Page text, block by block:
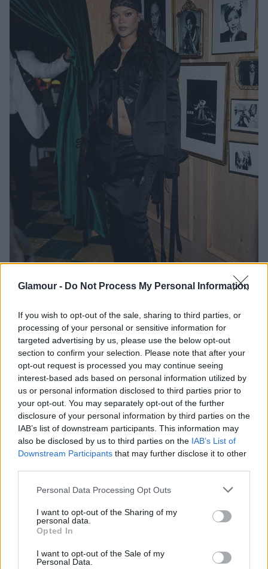
Glamour - Do Not Process My Personal Information
If you wish to opt-out of the sale, sharing to third parties, or
processing of your personal or sensitive information for
targeted advertising by us, please use the below opt-out
section to confirm your selection. Please note that after your
opt-out request is processed you may continue seeing
interest-based ads based on personal information utilized by
us or personal information disclosed to third parties prior to
your opt-out. You may separately opt-out of the further
disclosure of your personal information by third parties on the
IAB’s list of downstream participants. This information may
also be disclosed by us to third parties on the IAB’s List of
Downstream Participants that may further disclose it to other
Please note that this website/app uses one or more Google
not limited to your visit or usage behaviour. You may click to
grant or deny consent to Google and its third-party tags to
use your data for below specified purposes in below Google
consent section.
Personal Data Processing Opt Outs
I want to opt-out of the Sharing of my
personal data.
Opted In
I want to opt-out of the Sale of my
Personal Data.
+ 5